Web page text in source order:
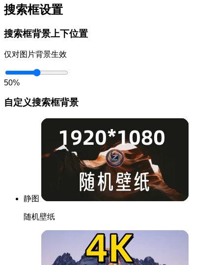
搜索框设置
搜索框背景上下位置
仅对图片背景生效
50%
自定义搜索框背景
静图
随机壁纸